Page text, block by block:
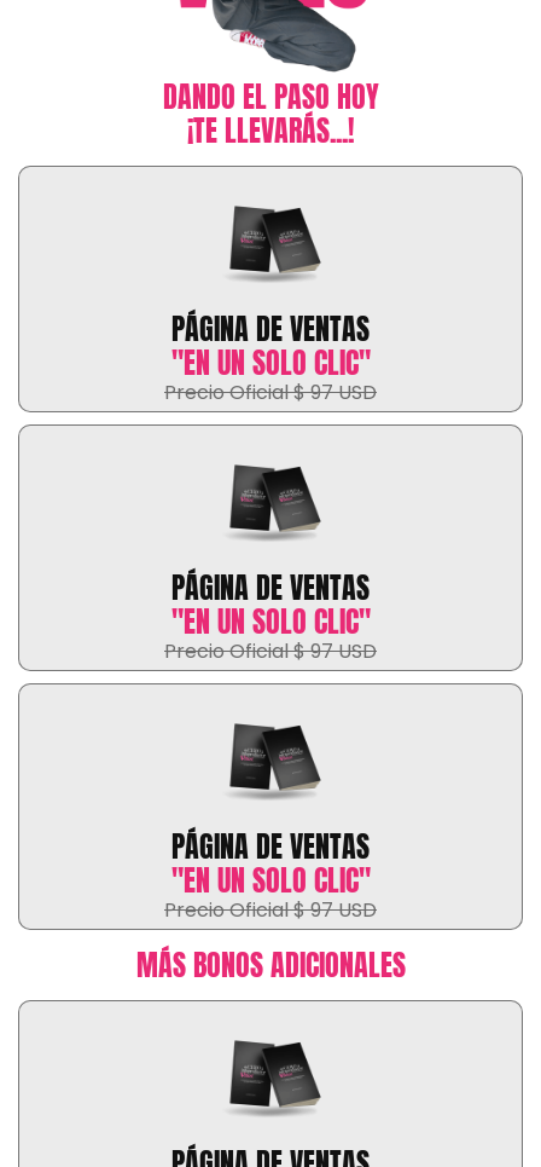
DANDO EL PASO HOY
¡TE LLEVARÁS...!
PÁGINA DE VENTAS
"EN UN SOLO CLIC"
Precio Oficial $ 97 USD
PÁGINA DE VENTAS
"EN UN SOLO CLIC"
Precio Oficial $ 97 USD
PÁGINA DE VENTAS
"EN UN SOLO CLIC"
Precio Oficial $ 97 USD
MÁS BONOS ADICIONALES